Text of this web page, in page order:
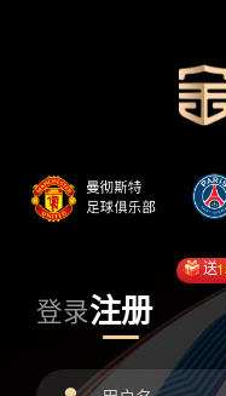
登录注册
送